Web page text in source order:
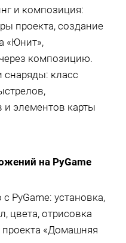
и композиция:
проекта, создание
«Юнит»,
композицию.
снаряды: класс
и элементов карты
на PyGame
PyGame: установка,
цвета, отрисовка
«Домашняя